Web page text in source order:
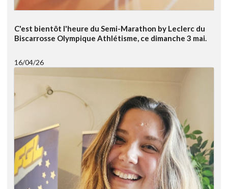
C'est bientôt l'heure du Semi-Marathon by Leclerc du
Biscarrosse Olympique Athlétisme, ce dimanche 3 mai.
16/04/26